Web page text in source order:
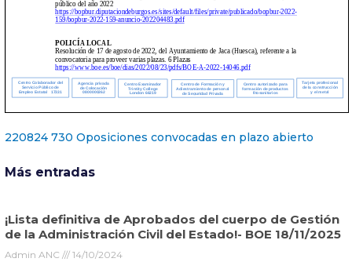
220824 730 Oposiciones convocadas en plazo abierto
Más entradas
¡Lista definitiva de Aprobados del cuerpo de Gestión
de la Administración Civil del Estado!- BOE 18/11/2025
Admin ANC 14/10/2024